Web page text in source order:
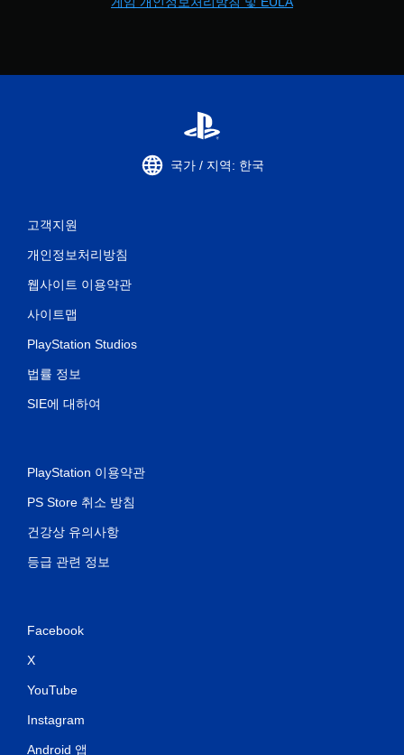
국가 / 지역: 한국
고객지원
개인정보처리방침
웹사이트 이용약관
사이트맵
PlayStation Studios
법률 정보
SIE에 대하여
PlayStation 이용약관
PS Store 취소 방침
건강상 유의사항
등급 관련 정보
Facebook
X
YouTube
Instagram
Android 앱